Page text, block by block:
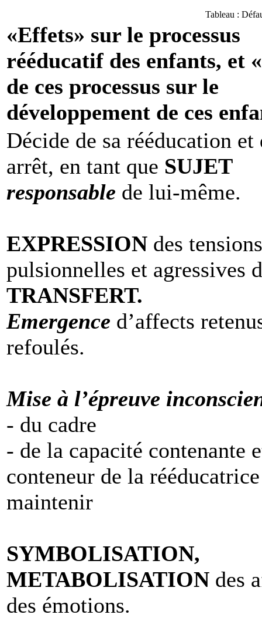
Tableau :
«Effets» sur le processus
rééducatif des enfants, et
de ces processus sur le
développement de ces
Décide de sa rééducation et
arrêt, en tant que SUJET
responsable de lui-même.
EXPRESSION des tensions
pulsionnelles et agressives
TRANSFERT.
Emergence d’affects
refoulés.
Mise à l’épreuve
- du cadre
- de la capacité contenante
conteneur de la
maintenir
SYMBOLISATION,
METABOLISATION des
des émotions.